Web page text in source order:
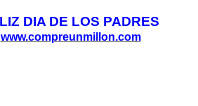
DIA DE LOS PADRES
www.compreunmillon.com